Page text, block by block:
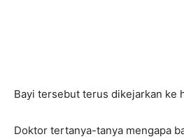
Bayi tersebut terus dikejarkan ke
Doktor tertanya-tanya mengapa